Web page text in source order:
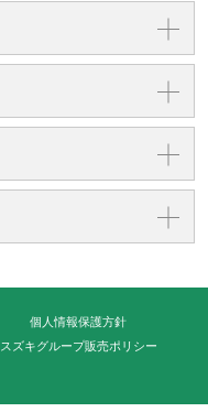
個人情報保護方針
スズキグループ販売ポリシー